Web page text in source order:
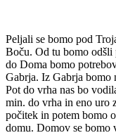
Peljali se bomo pod
Boču. Od tu bomo odšli
do Doma bomo
Gabrja. Iz Gabrja bomo
Pot do vrha nas bo
min. do vrha in eno uro
počitek in potem bomo
domu. Domov se bomo